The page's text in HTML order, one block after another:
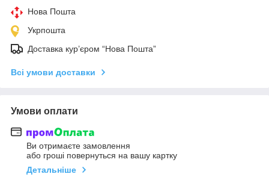
Нова Пошта
Укрпошта
Доставка кур’єром “Нова Пошта”
Всі умови доставки
Умови оплати
Ви отримаєте замовлення
або гроші повернуться на вашу картку
Детальніше